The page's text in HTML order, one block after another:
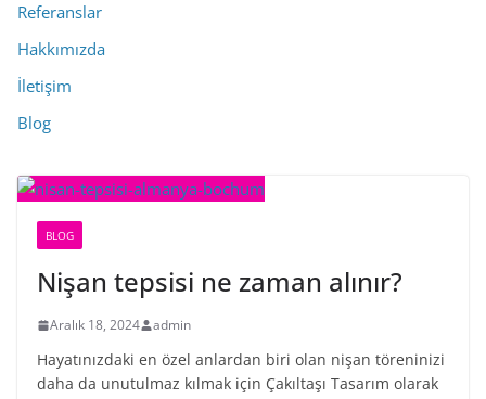
Referanslar
Hakkımızda
İletişim
Blog
BLOG
Nişan tepsisi ne zaman alınır?
Aralık 18, 2024 admin
Hayatınızdaki en özel anlardan biri olan nişan töreninizi
daha da unutulmaz kılmak için Çakıltaşı Tasarım olarak